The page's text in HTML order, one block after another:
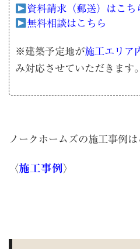
資料請求（郵送）はこち
無料相談はこちら
※建築予定地が施工エリア
み対応させていただきます。
ノークホームズの施工事例は
〈施工事例 〉